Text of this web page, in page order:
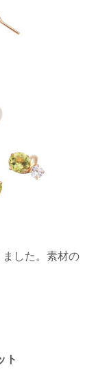
ました。素材の
ト